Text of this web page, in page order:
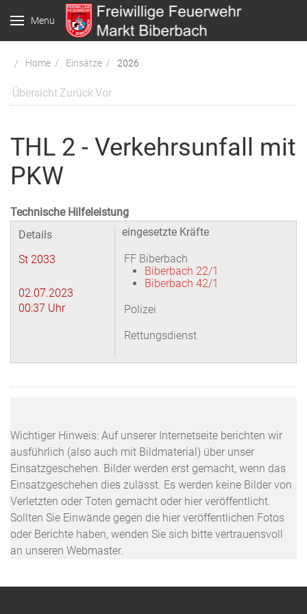
Menu
Home Einsätze 2026
Übersicht ZurückVor
THL 2 - Verkehrsunfall mit
PKW
Technische Hilfeleistung
Details
St 2033
02.07.2023
00:37 Uhr
eingesetzte Kräfte
FF Biberbach
Biberbach 22/1
Biberbach 42/1
Polizei
Rettungsdienst
Wichtiger Hinweis: Auf unserer Internetseite berichten wir
ausführlich (also auch mit Bildmaterial) über unser
Einsatzgeschehen. Bilder werden erst gemacht, wenn das
Einsatzgeschehen dies zulässt. Es werden keine Bilder von
Verletzten oder Toten gemacht oder hier veröffentlicht.
Sollten Sie Einwände gegen die hier veröffentlichen Fotos
oder Berichte haben, wenden Sie sich bitte vertrauensvoll
an unseren Webmaster.